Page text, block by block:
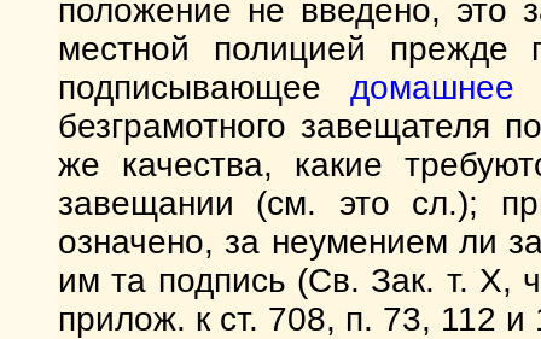
положение не введено, это
местной полицией прежде
подписывающеедомашнее
безграмотного завещателя
же качества, какие
завещании (см. это сл.);
означено, за неумением ли
им та подпись (Св. Зак. т. Х,
прилож. к ст. 708, п. 73, 112